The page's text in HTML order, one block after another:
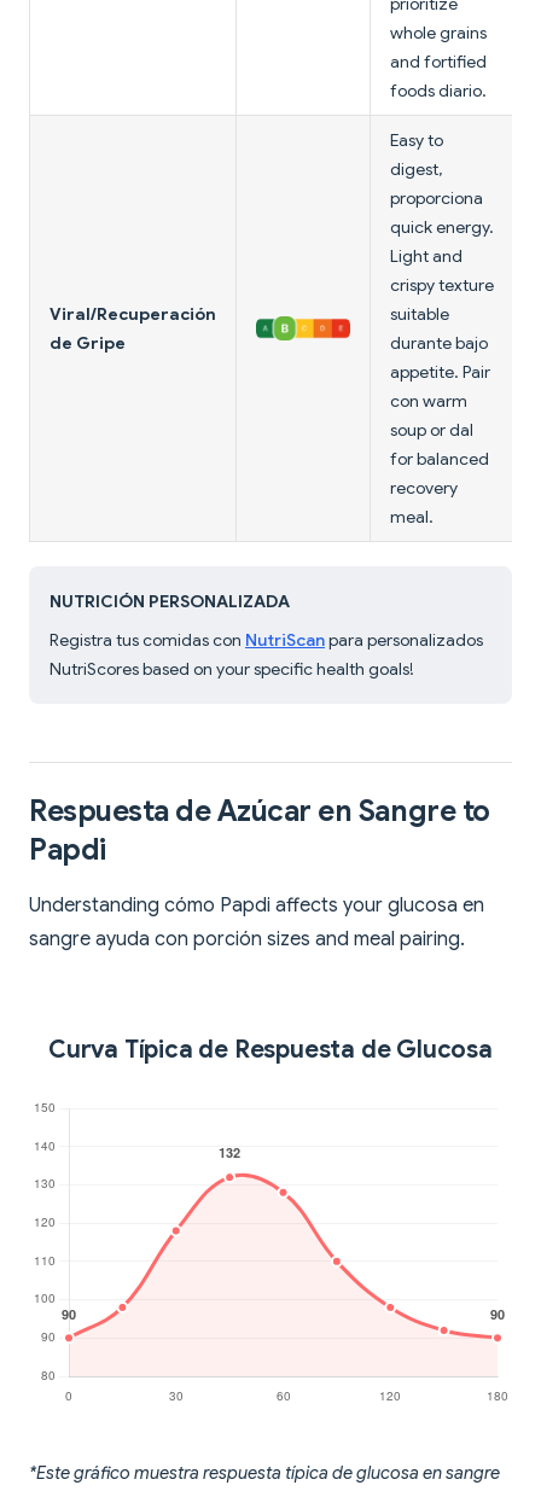
whole grains
and fortified
foods diario.
Viral/Recuperación
de Gripe
Easy to
digest,
proporciona
quick energy.
Light and
crispy texture
suitable
durante bajo
appetite. Pair
con warm
soup or dal
for balanced
recovery
meal.
NUTRICIÓN PERSONALIZADA
Registra tus comidas con NutriScanpara personalizados
NutriScores based on your specific health goals!
Respuesta de Azúcar en Sangre to
Papdi
Understanding cómo Papdi affects your glucosa en
sangre ayuda con porción sizes and meal pairing.
Curva Típica de Respuesta de Glucosa
*Este gráfico muestra respuesta típica de glucosa en sangre